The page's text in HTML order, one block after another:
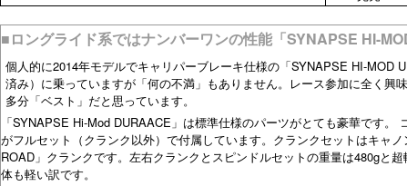
■ロングライド系ではナンバーワンの性能「SYNAPSE HI-
個人的に2014年モデルでキャリパーブレーキ仕様の「SYNAPSE HI-MOD
済み）に乗っていますが「何の不満」もありません。レース参加に全く興
多分「ベスト」だと思っています。
「SYNAPSE Hi-Mod DURAACE」は標準仕様のパーツがとても豪華です。
がフルセット（クランク以外）で付属しています。クランクセットはキャ
ROAD」クランクです。左右クランクとスピンドルセットの重量は480gと
体も軽い訳です。